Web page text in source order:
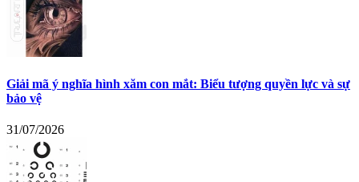
Giải mã ý nghĩa hình xăm con mắt: Biểu tượng quyền lực và sự
bảo vệ
31/07/2026